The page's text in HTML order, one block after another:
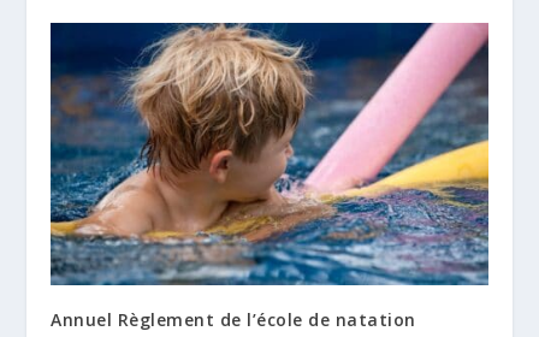
Annuel Règlement de l’école de natation